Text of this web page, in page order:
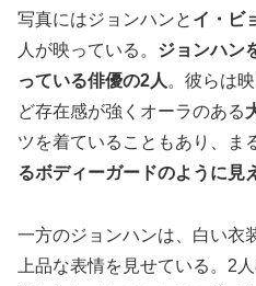
写真にはジョンハンと イ・ビ
人が映っている。 ジョンハン
っている俳優の2人 。彼らは
ど存在感が強くオーラのある
ツを着ていることもあり、ま
るボディーガードのように見
一方のジョンハンは、白い衣
上品な表情を見せている。2